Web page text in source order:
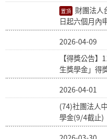
財團法人
日起六個月內
2026-04-09
【得獎公告
生獎學金」得
2026-04-01
(74)社團法人
學金(9/4截止)